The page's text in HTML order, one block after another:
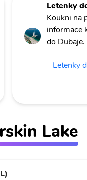
Letenky
Koukni na
informace
do Dubaje.
Letenky
Lake